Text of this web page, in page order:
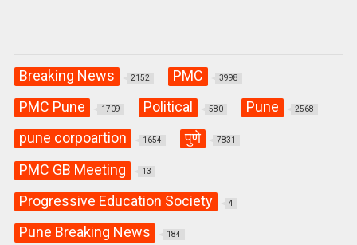
Breaking News 2152 PMC 3998
PMC Pune 1709 Political 580 Pune 2568
pune corpoartion 1654 पुणे 7831
PMC GB Meeting 13
Progressive Education Society 4
Pune Breaking News 184